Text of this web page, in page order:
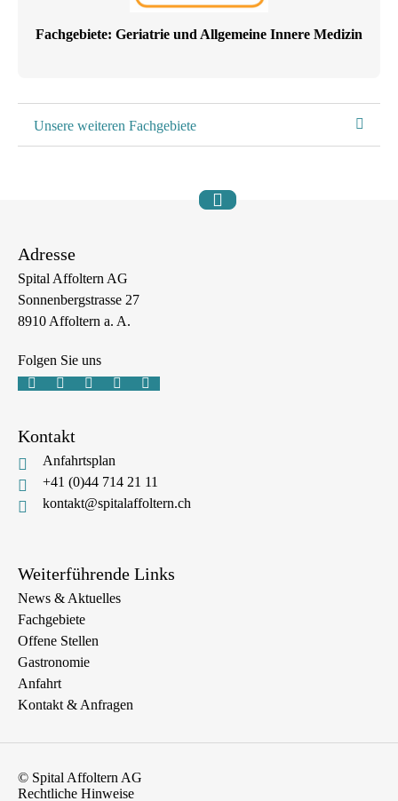
Fachgebiete: Geriatrie und Allgemeine Innere Medizin
Unsere weiteren Fachgebiete
Adresse
Spital Affoltern AG
Sonnenbergstrasse 27
8910 Affoltern a. A.
Folgen Sie uns

   
Kontakt
Anfahrtsplan
+41 (0)44 714 21 11
kontakt@spitalaffoltern.ch
Weiterführende Links
News & Aktuelles
Fachgebiete
Offene Stellen
Gastronomie
Anfahrt
Kontakt & Anfragen
© Spital Affoltern AG
Rechtliche Hinweise